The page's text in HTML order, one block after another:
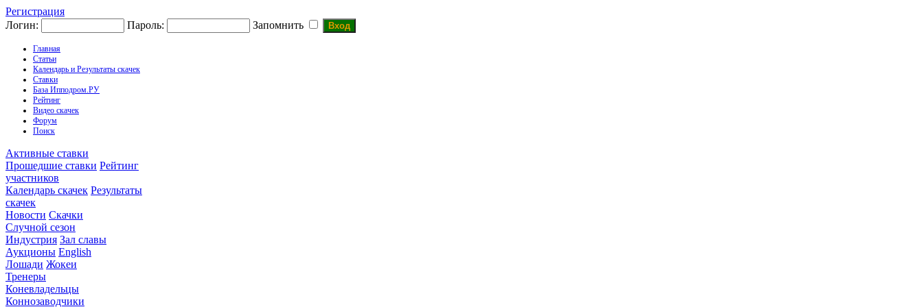
Регистрация
Логин:
Пароль: Запомнить
Главная
Статьи
Календарь и Результаты скачек
Ставки
База Ипподром.РУ
Рейтинг
Видео скачек
Форум
Поиск
Активные ставки
Прошедшие ставки Рейтинг
участников
Календарь скачек Результаты
скачек
Новости Скачки
Случной сезон
Индустрия Зал славы
Аукционы English
Лошади Жокеи
Тренеры
Коневладельцы
Коннозаводчики